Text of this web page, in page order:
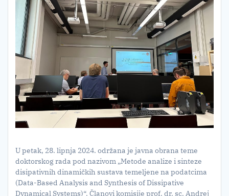
U petak, 28. lipnja 2024. održana je javna obrana teme
doktorskog rada pod nazivom „Metode analize i sinteze
disipativnih dinamičkih sustava temeljene na podatcima
(Data-Based Analysis and Synthesis of Dissipative
Dynamical Systems)“. Članovi komisije prof. dr. sc. Andrej